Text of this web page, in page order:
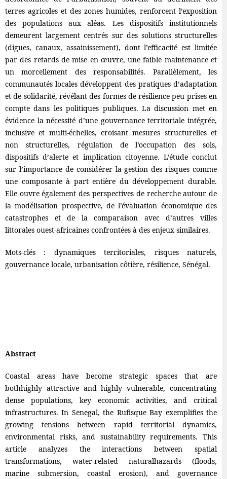
terres agricoles et des zones humides, renforcent l’exposition
des populations aux aléas. Les dispositifs institutionnels
demeurent largement centrés sur des solutions structurelles
(digues, canaux, assainissement), dont l’efficacité est limitée
par des retards de mise en œuvre, une faible maintenance et
un morcellement des responsabilités. Parallèlement, les
communautés locales développent des pratiques d’adaptation
et de solidarité, révélant des formes de résilience peu prises en
compte dans les politiques publiques. La discussion met en
évidence la nécessité d’une gouvernance territoriale intégrée,
inclusive et multi-échelles, croisant mesures structurelles et
non structurelles, régulation de l’occupation des sols,
dispositifs d’alerte et implication citoyenne. L’étude conclut
sur l’importance de considérer la gestion des risques comme
une composante à part entière du développement durable.
Elle ouvre également des perspectives de recherche autour de
la modélisation prospective, de l’évaluation économique des
catastrophes et de la comparaison avec d’autres villes
littorales ouest-africaines confrontées à des enjeux similaires.
Mots-clés : dynamiques territoriales, risques naturels,
gouvernance locale, urbanisation côtière, résilience, Sénégal.
Abstract
Coastal areas have become strategic spaces that are
bothhighly attractive and highly vulnerable, concentrating
dense populations, key economic activities, and critical
infrastructures. In Senegal, the Rufisque Bay exemplifies the
growing tensions between rapid territorial dynamics,
environmental risks, and sustainability requirements. This
article analyzes the interactions between spatial
transformations, water-related naturalhazards (floods,
marine submersion, coastal erosion), and governance